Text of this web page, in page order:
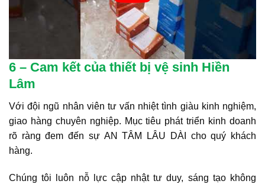
6 – Cam kết của thiết bị vệ sinh Hiền
Lâm
Với đội ngũ nhân viên tư vấn nhiệt tình giàu kinh nghiệm,
giao hàng chuyên nghiệp. Mục tiêu phát triển kinh doanh
rõ ràng đem đến sự AN TÂM LÂU DÀI cho quý khách
hàng.
Chúng tôi luôn nỗ lực cập nhật tư duy, sáng tạo không